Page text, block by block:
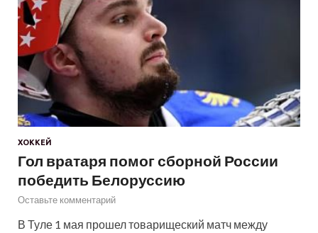
ХОККЕЙ
Гол вратаря помог сборной России
победить Белоруссию
Оставьте комментарий
В Туле 1 мая прошел товарищеский матч между